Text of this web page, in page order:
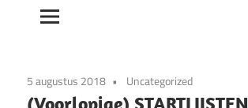
5 augustus 2018 Uncategorized
(Voorlopige) STARTLIJSTEN